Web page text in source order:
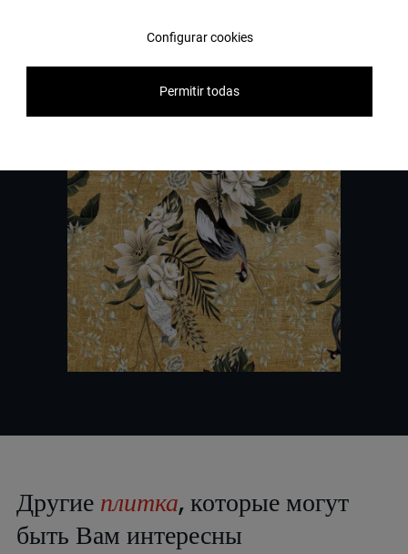
Другие плитка, которые могут
быть Вам интересны
Configurar cookies
Permitir todas